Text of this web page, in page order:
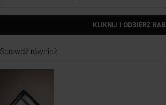
KLIKNIJ I ODBIERZ
Sprawdź również